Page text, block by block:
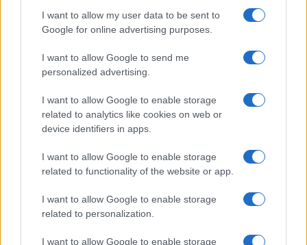
I want to allow my user data to be sent to
Google for online advertising purposes.
I want to allow Google to send me
personalized advertising.
I want to allow Google to enable storage
related to analytics like cookies on web or
device identifiers in apps.
I want to allow Google to enable storage
related to functionality of the website or app.
I want to allow Google to enable storage
related to personalization.
I want to allow Google to enable storage
POLÍTICA
transformando las posturas de los
seguidores de MAGA